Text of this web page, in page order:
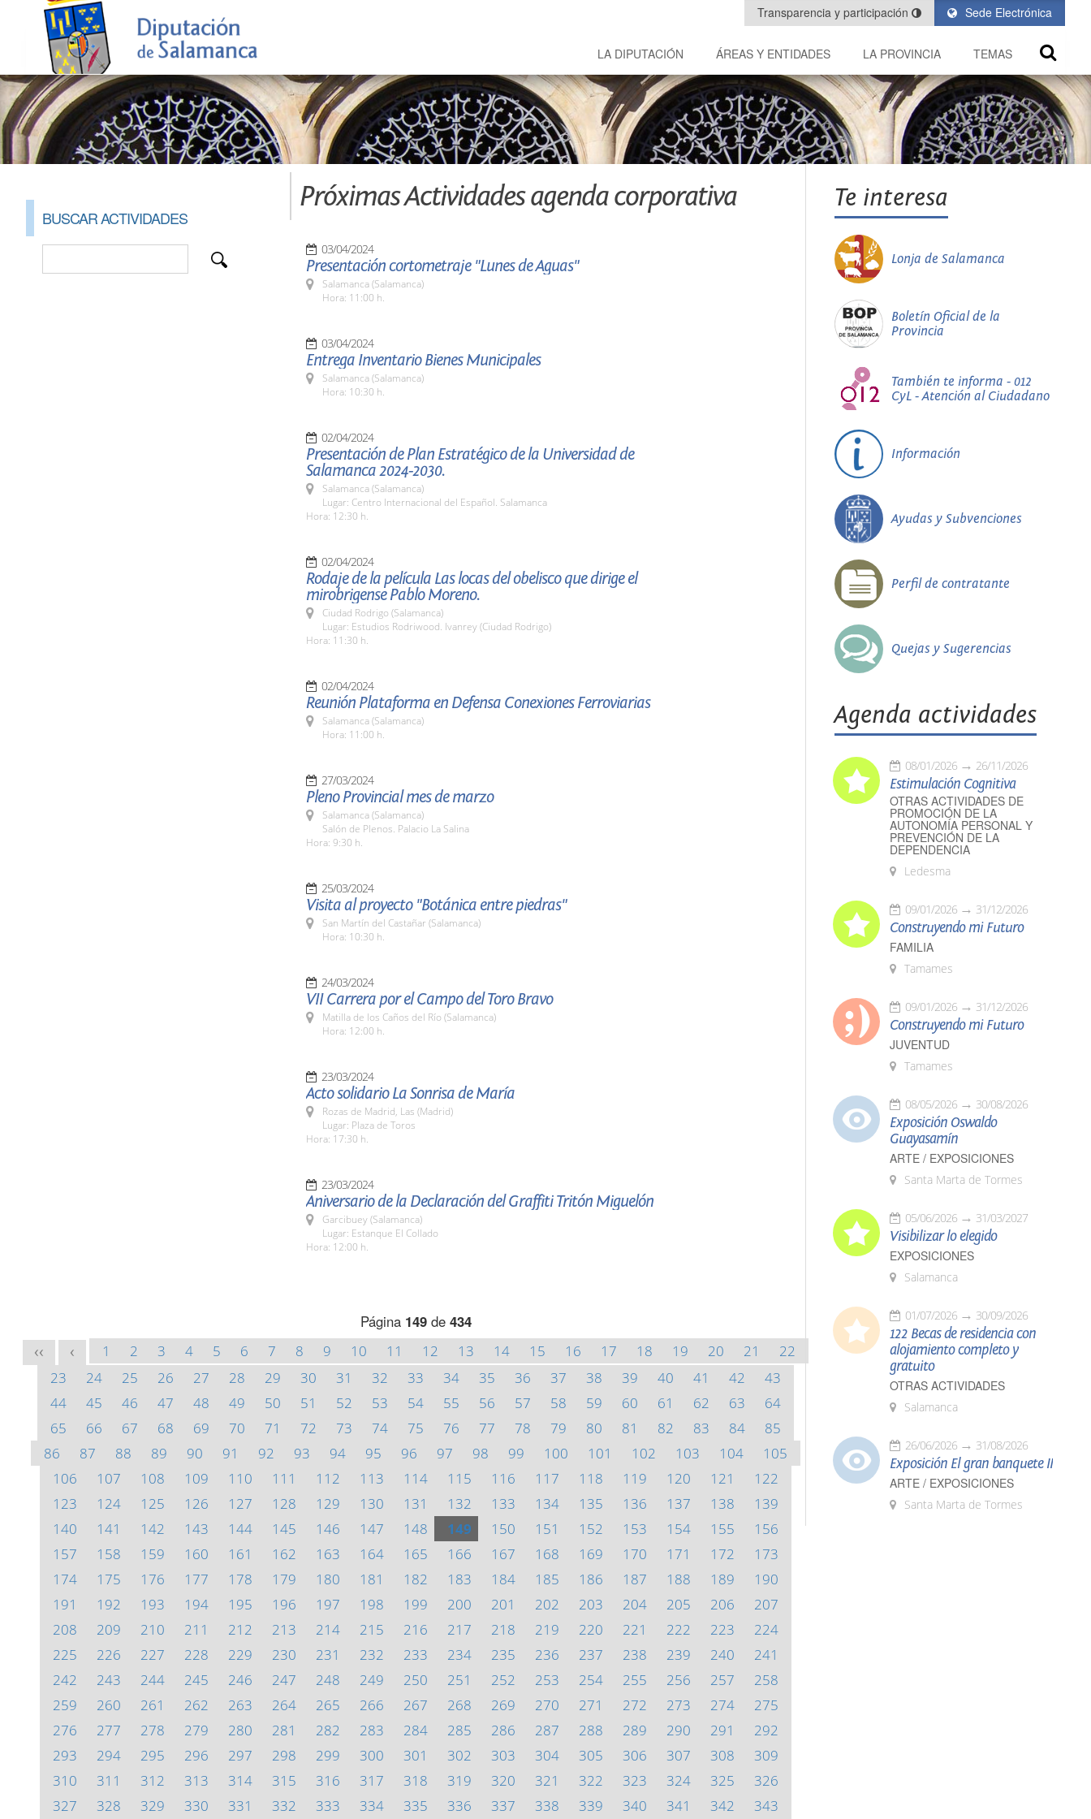
Sede Electrónica
Transparencia y participación
LA DIPUTACIÓN ÁREAS Y ENTIDADES LA PROVINCIA TEMAS
BUSCAR ACTIVIDADES
Próximas Actividades agenda corporativa
03/04/2024
Presentación cortometraje "Lunes de Aguas"
Salamanca (Salamanca)
Hora: 11:00 h.
03/04/2024
Entrega Inventario Bienes Municipales
Salamanca (Salamanca)
Hora: 10:30 h.
02/04/2024
Presentación de Plan Estratégico de la Universidad de
Salamanca 2024-2030.
Salamanca (Salamanca)
Lugar: Centro Internacional del Español. Salamanca
Hora: 12:30 h.
02/04/2024
Rodaje de la película Las locas del obelisco que dirige el
mirobrigense Pablo Moreno.
Ciudad Rodrigo (Salamanca)
Lugar: Estudios Rodriwood. Ivanrey (Ciudad Rodrigo)
Hora: 11:30 h.
02/04/2024
Reunión Plataforma en Defensa Conexiones Ferroviarias
Salamanca (Salamanca)
Hora: 11:00 h.
27/03/2024
Pleno Provincial mes de marzo
Salamanca (Salamanca)
Salón de Plenos. Palacio La Salina
Hora: 9:30 h.
25/03/2024
Visita al proyecto "Botánica entre piedras"
San Martín del Castañar (Salamanca)
Hora: 10:30 h.
24/03/2024
VII Carrera por el Campo del Toro Bravo
Matilla de los Caños del Río (Salamanca)
Hora: 12:00 h.
23/03/2024
Acto solidario La Sonrisa de María
Rozas de Madrid, Las (Madrid)
Lugar: Plaza de Toros
Hora: 17:30 h.
23/03/2024
Aniversario de la Declaración del Graffiti Tritón Miguelón
Garcibuey (Salamanca)
Lugar: Estanque El Collado
Hora: 12:00 h.
Página 149de 434
<< < 1 2 3 4 5 6 7 8 9 10 11 12 13 14 15 16 17 18 19 20 21
22
23
24 25 26 27 28 29 30 31 32 33 34 35 36 37 38 39 40 41 42
43
44
45 46 47 48 49 50 51 52 53 54 55 56 57 58 59 60 61 62 63
64
65
66 67 68 69 70 71 72 73 74 75 76 77 78 79 80 81 82 83 84
85
86
87 88 89 90 91 92 93 94 95 96 97 98 99 100 101 102 103 104
105
106
107 108 109 110 111 112 113 114 115 116 117 118 119 120 121
122
123
124 125 126 127 128 129 130 131 132 133 134 135 136 137 138
139
140
141 142 143 144 145 146 147 148 149 150 151 152 153 154 155
156
157
158 159 160 161 162 163 164 165 166 167 168 169 170 171 172
173
174
175 176 177 178 179 180 181 182 183 184 185 186 187 188 189
190
191
192 193 194 195 196 197 198 199 200 201 202 203 204 205 206
207
208
209 210 211 212 213 214 215 216 217 218 219 220 221 222 223
224
225
226 227 228 229 230 231 232 233 234 235 236 237 238 239 240
241
242
243 244 245 246 247 248 249 250 251 252 253 254 255 256 257
258
259
260 261 262 263 264 265 266 267 268 269 270 271 272 273 274
275
276
277 278 279 280 281 282 283 284 285 286 287 288 289 290 291
292
293
294 295 296 297 298 299 300 301 302 303 304 305 306 307 308
309
310
311 312 313 314 315 316 317 318 319 320 321 322 323 324 325
326
327
328 329 330 331 332 333 334 335 336 337 338 339 340 341 342 343
Te interesa
Lonja de Salamanca
Boletín Oficial de la
Provincia
También te informa - 012
CyL - Atención al Ciudadano
Información
Ayudas y Subvenciones
Perfil de contratante
Quejas y Sugerencias
Agenda actividades
08/01/2026 26/11/2026
Estimulación Cognitiva
OTRAS ACTIVIDADES DE
PROMOCIÓN DE LA
AUTONOMÍA PERSONAL Y
PREVENCIÓN DE LA
DEPENDENCIA
Ledesma
09/01/2026 31/12/2026
Construyendo mi Futuro
FAMILIA
Tamames
09/01/2026 31/12/2026
Construyendo mi Futuro
JUVENTUD
Tamames
08/05/2026 30/08/2026
Exposición Oswaldo
Guayasamín
ARTE / EXPOSICIONES
Santa Marta de Tormes
05/06/2026 31/03/2027
Visibilizar lo elegido
EXPOSICIONES
Salamanca
01/07/2026 30/09/2026
122 Becas de residencia con
alojamiento completo y
gratuito
OTRAS ACTIVIDADES
Salamanca
26/06/2026 31/08/2026
Exposición El gran banquete II
ARTE / EXPOSICIONES
Santa Marta de Tormes